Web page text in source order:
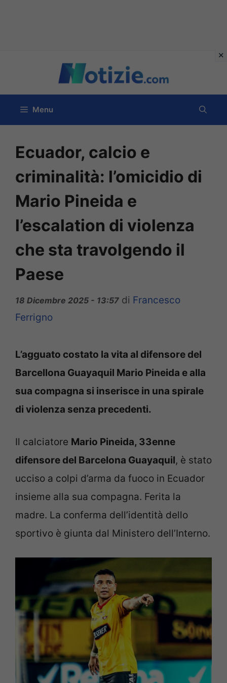
contenuto
Menu
Ecuador, calcio e
criminalità: l’omicidio di
Mario Pineida e
l’escalation di violenza
che sta travolgendo il
Paese
18 Dicembre 2025 - 13:57 di Francesco
Ferrigno
L’agguato costato la vita al difensore del
Barcellona Guayaquil Mario Pineida e alla
sua compagna si inserisce in una spirale
di violenza senza precedenti.
Il calciatore Mario Pineida, 33enne
difensore del Barcelona Guayaquil, è stato
ucciso a colpi d’arma da fuoco in Ecuador
insieme alla sua compagna. Ferita la
madre. La conferma dell’identità dello
sportivo è giunta dal Ministero dell’Interno.